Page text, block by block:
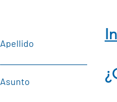
Apellido
Asunto